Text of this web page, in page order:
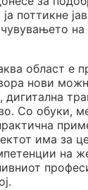
поттикне
област е
нови
дигитална
Со обуки,
има за
на